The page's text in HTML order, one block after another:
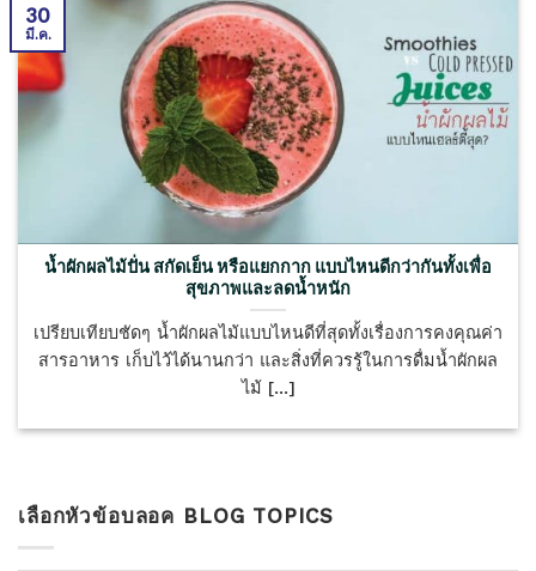
น้ำผักผลไม้ปั่น สกัดเย็น หรือแยกกาก แบบไหนดีกว่ากันทั้งเพื่อ
สุขภาพและลดน้ำหนัก
เปรียบเทียบชัดๆ น้ำผักผลไม้แบบไหนดีที่สุดทั้งเรื่องการคงคุณค่า
สารอาหาร เก็บไว้ได้นานกว่า และสิ่งที่ควรรู้ในการดื่มน้ำผักผล
ไม้ [...]
30
มี.ค.
เลือกหัวข้อบลอค BLOG TOPICS